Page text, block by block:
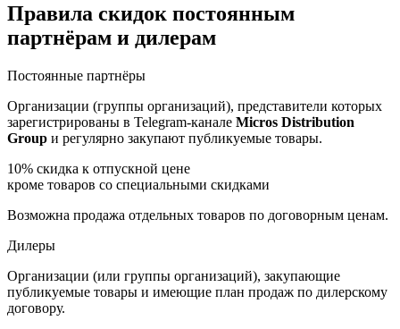
Правила скидок постоянным
партнёрам и дилерам
Постоянные партнёры
Организации (группы организаций), представители которых
зарегистрированы в Telegram-канале Micros Distribution
Group и регулярно закупают публикуемые товары.
10% скидка к отпускной цене
кроме товаров со специальными скидками
Возможна продажа отдельных товаров по договорным ценам.
Дилеры
Организации (или группы организаций), закупающие
публикуемые товары и имеющие план продаж по дилерскому
договору.